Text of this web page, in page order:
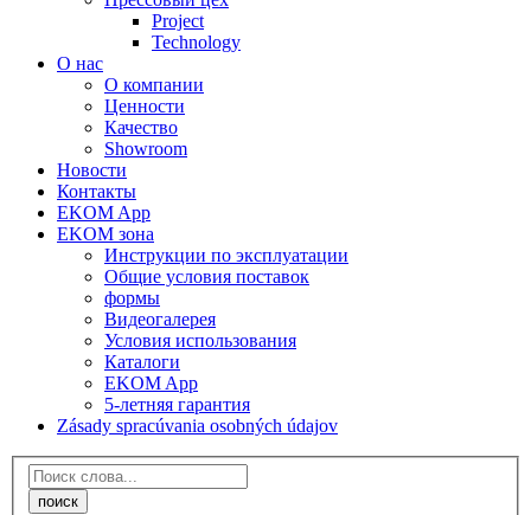
Project
Technology
О нас
О компании
Ценности
Качество
Showroom
Новости
Контакты
EKOM App
EKOM зона
Инструкции по эксплуатации
Общие условия поставок
формы
Видеогалерея
Условия использования
Каталоги
EKOM App
5-летняя гарантия
Zásady spracúvania osobných údajov